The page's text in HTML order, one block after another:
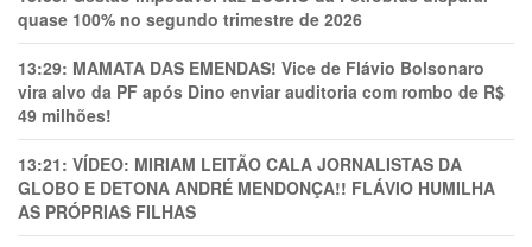
quase 100% no segundo trimestre de 2026
13:29: MAMATA DAS EMENDAS! Vice de Flávio Bolsonaro
vira alvo da PF após Dino enviar auditoria com rombo de R$
49 milhões!
13:21: VÍDEO: MIRIAM LEITÃO CALA JORNALISTAS DA
GLOBO E DETONA ANDRÉ MENDONÇA!! FLÁVIO HUMILHA
AS PRÓPRIAS FILHAS